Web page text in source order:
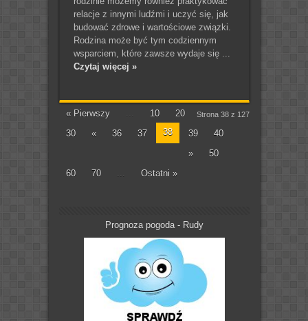
relacje z innymi ludźmi i uczyć się, jak
budować zdrowe i wartościowe związki.
Rodzina może być tym codziennym
wsparciem, które zawsze wydaje się ...
Czytaj więcej »
Strona 38 z 127
« Pierwszy ... 10
20
30
« 36 37 38 39
40
»
50
60
70 ... Ostatni »
Prognoza pogoda - Rudy